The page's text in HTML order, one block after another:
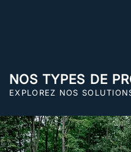
NOS TYPES DE
EXPLOREZ NOS